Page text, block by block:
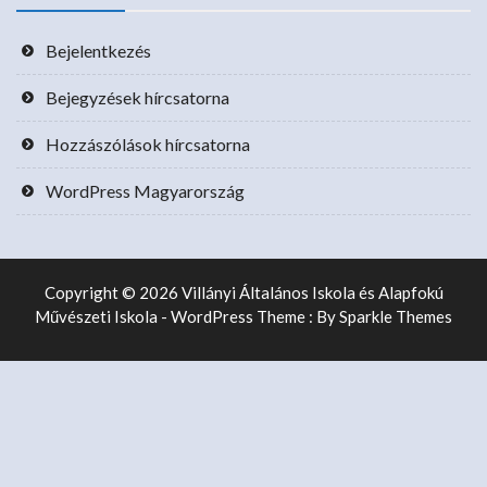
Bejelentkezés
Bejegyzések hírcsatorna
Hozzászólások hírcsatorna
WordPress Magyarország
Copyright © 2026 Villányi Általános Iskola és Alapfokú
Művészeti Iskola - WordPress Theme : BySparkle Themes